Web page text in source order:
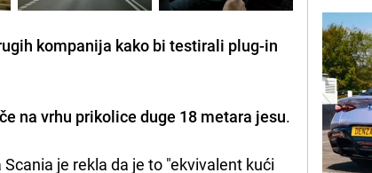
kompanija kako bi testirali plug-in
na vrhu prikolice duge 18 metara jesu.
je rekla da je to "ekvivalent kući